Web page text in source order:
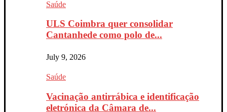
Saúde
ULS Coimbra quer consolidar
Cantanhede como polo de...
July 9, 2026
Saúde
Vacinação antirrábica e identificação
eletrónica da Câmara de...